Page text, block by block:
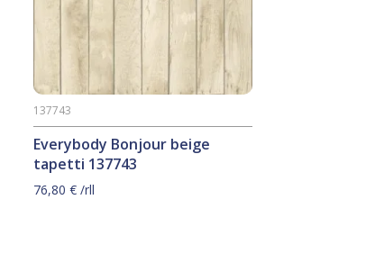
Everybody Bonjour beige
tapetti 137743
137743
76,80€ /rll